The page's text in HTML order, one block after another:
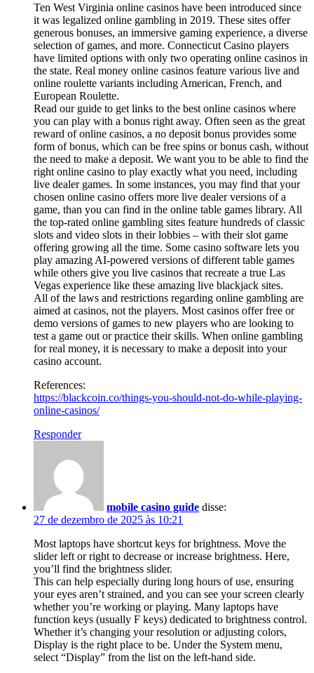
Ten West Virginia online casinos have been introduced since
it was legalized online gambling in 2019. These sites offer
generous bonuses, an immersive gaming experience, a diverse
selection of games, and more. Connecticut Casino players
have limited options with only two operating online casinos in
the state. Real money online casinos feature various live and
online roulette variants including American, French, and
European Roulette.
Read our guide to get links to the best online casinos where
you can play with a bonus right away. Often seen as the great
reward of online casinos, a no deposit bonus provides some
form of bonus, which can be free spins or bonus cash, without
the need to make a deposit. We want you to be able to find the
right online casino to play exactly what you need, including
live dealer games. In some instances, you may find that your
chosen online casino offers more live dealer versions of a
game, than you can find in the online table games library. All
the top-rated online gambling sites feature hundreds of classic
slots and video slots in their lobbies – with their slot game
offering growing all the time. Some casino software lets you
play amazing AI-powered versions of different table games
while others give you live casinos that recreate a true Las
Vegas experience like these amazing live blackjack sites.
All of the laws and restrictions regarding online gambling are
aimed at casinos, not the players. Most casinos offer free or
demo versions of games to new players who are looking to
test a game out or practice their skills. When online gambling
for real money, it is necessary to make a deposit into your
casino account.
References:
https://blackcoin.co/things-you-should-not-do-while-playing-
online-casinos/
Responder
mobile casino guide disse:
27 de dezembro de 2025 às 10:21
Most laptops have shortcut keys for brightness. Move the
slider left or right to decrease or increase brightness. Here,
you’ll find the brightness slider.
This can help especially during long hours of use, ensuring
your eyes aren’t strained, and you can see your screen clearly
whether you’re working or playing. Many laptops have
function keys (usually F keys) dedicated to brightness control.
Whether it’s changing your resolution or adjusting colors,
Display is the right place to be. Under the System menu,
select “Display” from the list on the left-hand side.